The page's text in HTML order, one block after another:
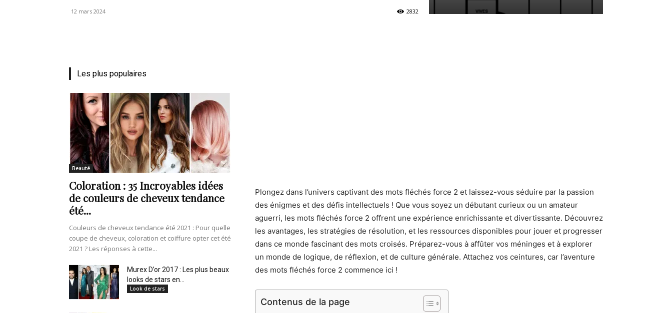
un
en
et
12 mars 2024 2832
Plongez dans l’univers captivant des mots fléchés force 2 et laissez-vous séduire par la passion
des énigmes et des défis intellectuels ! Que vous soyez un débutant curieux ou un amateur
aguerri, les mots fléchés force 2 offrent une expérience enrichissante et divertissante. Découvrez
les avantages, les stratégies de résolution, et les ressources disponibles pour jouer et progresser
dans ce monde fascinant des mots croisés. Préparez-vous à affûter vos méninges et à explorer
un monde de logique, de réflexion, et de culture générale. Attachez vos ceintures, car l’aventure
des mots fléchés force 2 commence ici !
Contenus de la page
Les plus populaires
Beauté
Coloration : 35 Incroyables idées
de couleurs de cheveux tendance
été...
Couleurs de cheveux tendance été 2021 : Pour quelle
coupe de cheveux, coloration et coiffure opter cet été
2021 ? Les réponses à cette...
Murex D’or 2017 : Les plus beaux
looks de stars en...
Look de stars